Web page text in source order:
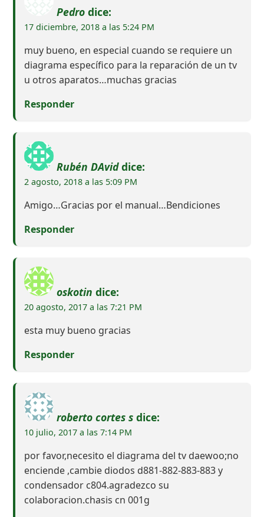
Pedro dice:
17 diciembre, 2018 a las 5:24 PM
muy bueno, en especial cuando se requiere un
diagrama específico para la reparación de un tv
u otros aparatos…muchas gracias
Responder
Rubén DAvid dice:
2 agosto, 2018 a las 5:09 PM
Amigo…Gracias por el manual…Bendiciones
Responder
oskotin dice:
20 agosto, 2017 a las 7:21 PM
esta muy bueno gracias
Responder
roberto cortes s dice:
10 julio, 2017 a las 7:14 PM
por favor,necesito el diagrama del tv daewoo;no
enciende ,cambie diodos d881-882-883-883 y
condensador c804.agradezco su
colaboracion.chasis cn 001g